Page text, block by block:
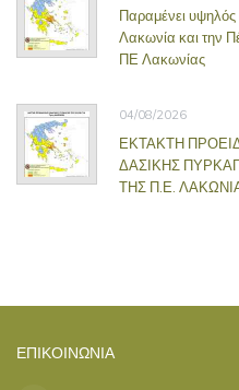
Παραμένει υψηλός
Λακωνία και την
ΠΕ Λακωνίας
04/08/2026
ΕΚΤΑΚΤΗ
ΔΑΣΙΚΗΣ
ΤΗΣ Π.Ε.
ΕΠΙΚΟΙΝΩΝΊΑ